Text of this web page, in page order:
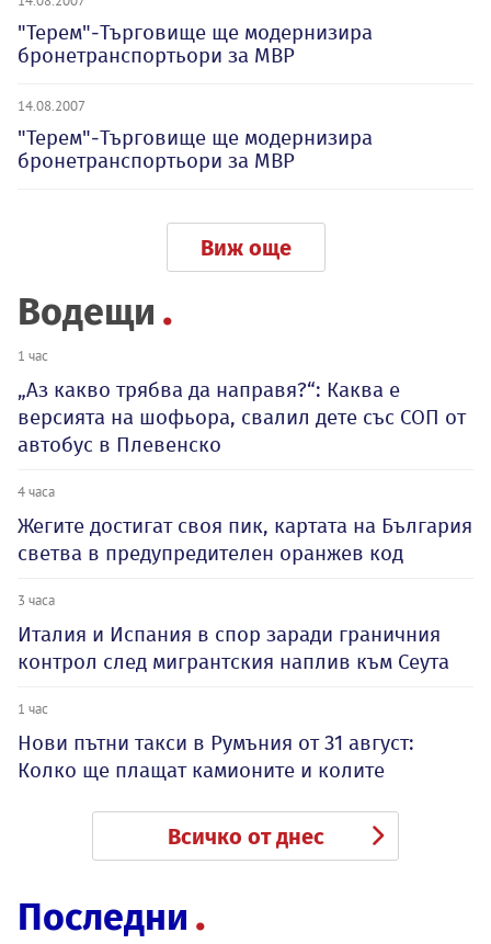
"Терем"-Търговище ще модернизира
бронетранспортьори за МВР
14.08.2007
"Терем"-Търговище ще модернизира
бронетранспортьори за МВР
Виж още
Водещи
1 час
„Аз какво трябва да направя?“: Каква е
версията на шофьора, свалил дете със СОП от
автобус в Плевенско
4 часа
Жегите достигат своя пик, картата на България
светва в предупредителен оранжев код
3 часа
Италия и Испания в спор заради граничния
контрол след мигрантския наплив към Сеута
1 час
Нови пътни такси в Румъния от 31 август:
Колко ще плащат камионите и колите
Всичко от днес
Последни